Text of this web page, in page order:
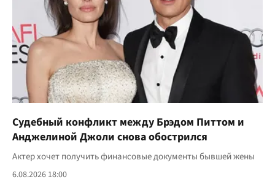
Судебный конфликт между Брэдом Питтом и
Анджелиной Джоли снова обострился
Актер хочет получить финансовые документы бывшей жены
6.08.2026 18:00